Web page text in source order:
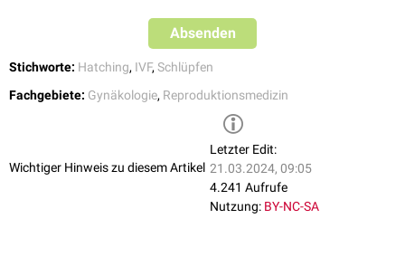
Absenden
Stichworte: Hatching, IVF, Schlüpfen
Fachgebiete: Gynäkologie, Reproduktionsmedizin
Wichtiger Hinweis zu diesem Artikel
Letzter Edit:
21.03.2024, 09:05
4.241 Aufrufe
Nutzung: BY-NC-SA